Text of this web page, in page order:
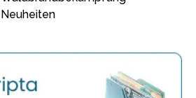
Neuheiten